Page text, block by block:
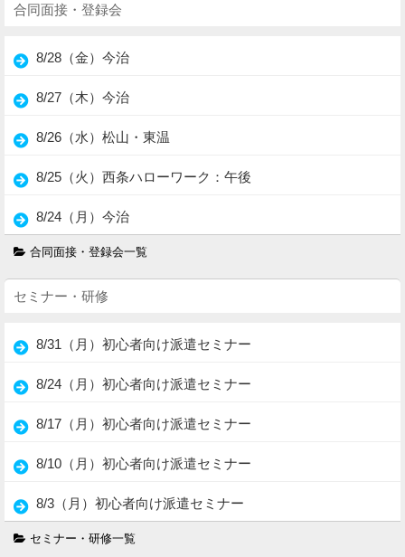
合同面接・登録会
8/28（金）今治
8/27（木）今治
8/26（水）松山・東温
8/25（火）西条ハローワーク：午後
8/24（月）今治
合同面接・登録会一覧
セミナー・研修
8/31（月）初心者向け派遣セミナー
8/24（月）初心者向け派遣セミナー
8/17（月）初心者向け派遣セミナー
8/10（月）初心者向け派遣セミナー
8/3（月）初心者向け派遣セミナー
セミナー・研修一覧